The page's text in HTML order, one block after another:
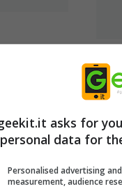
asks for
personal data for
Personalised advertising
measurement, audience